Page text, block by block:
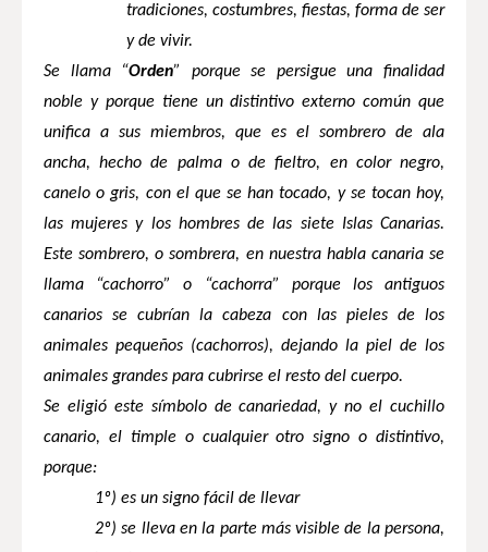
tradiciones, costumbres, fiestas, forma de ser
y de vivir.
Se llama “Orden” porque se persigue una finalidad
noble y porque tiene un distintivo externo común que
unifica a sus miembros, que es el sombrero de ala
ancha, hecho de palma o de fieltro, en color negro,
canelo o gris, con el que se han tocado, y se tocan hoy,
las mujeres y los hombres de las siete Islas Canarias.
Este sombrero, o sombrera, en nuestra habla canaria se
llama “cachorro” o “cachorra” porque los antiguos
canarios se cubrían la cabeza con las pieles de los
animales pequeños (cachorros), dejando la piel de los
animales grandes para cubrirse el resto del cuerpo.
Se eligió este símbolo de canariedad, y no el cuchillo
canario, el timple o cualquier otro signo o distintivo,
porque:
1º) es un signo fácil de llevar
2º) se lleva en la parte más visible de la persona,